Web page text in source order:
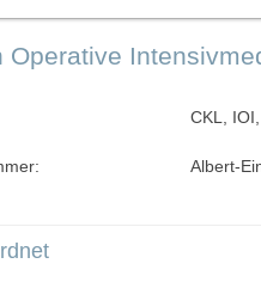
Operative
CKL,
Albert-